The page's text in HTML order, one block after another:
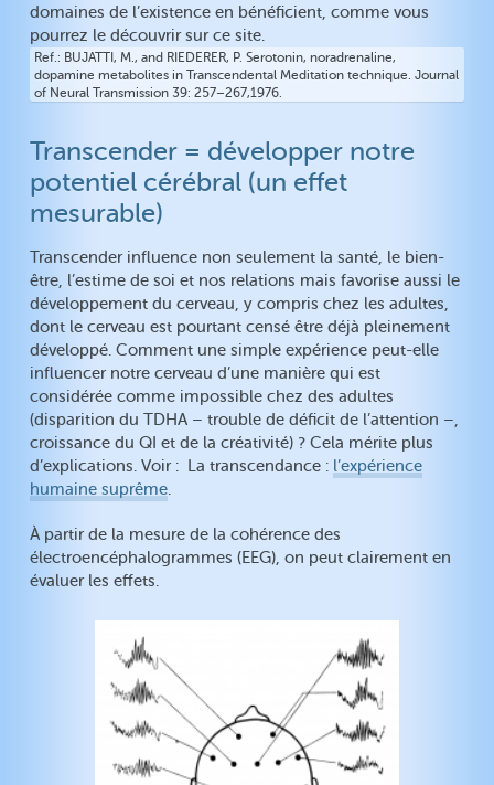
domaines de l’existence en bénéficient, comme vous
pourrez le découvrir sur ce site.
Ref. BUJATTI, M., and RIEDERER, P. Serotonin, noradrenaline,
dopamine metabolites in Transcendental Meditation technique. Journal
of Neural Transmission 39: 257–267,1976.
Transcender = développer notre
potentiel cérébral (un effet
mesurable)
Transcender influence non seulement la santé, le bien-
être, l’estime de soi et nos relations mais favorise aussi le
développement du cerveau, y compris chez les adultes,
dont le cerveau est pourtant censé être déjà pleinement
développé. Comment une simple expérience peut-elle
influencer notre cerveau d’une manière qui est
considérée comme impossible chez des adultes
(disparition du TDHA – trouble de déficit de l’attention –,
croissance du QI et de la créativité) ? Cela mérite plus
d’explications. Voir : La transcendance : l’expérience
humaine suprême.
À partir de la mesure de la cohérence des
électroencéphalogrammes (EEG), on peut clairement en
évaluer les effets.